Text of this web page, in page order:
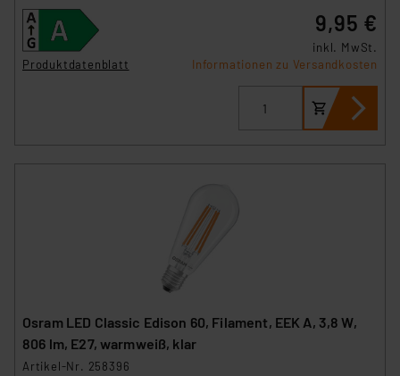
Produktdatenblatt
9,95 €
inkl. MwSt.
Informationen zu Versandkosten
Osram LED Classic Edison 60, Filament, EEK A, 3,8 W,
806 lm, E27, warmweiß, klar
Artikel-Nr. 258396